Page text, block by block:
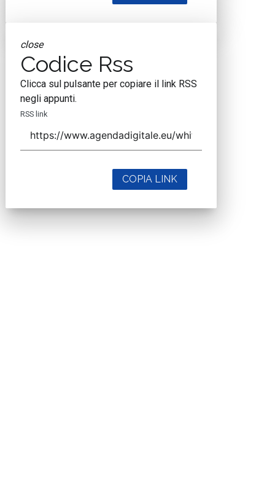
close
Codice Rss
Clicca sul pulsante per copiare il link RSS
negli appunti.
RSS link
COPIA LINK